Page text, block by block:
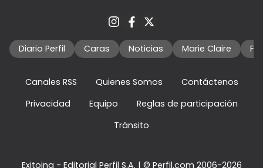
Diario Perfil Caras Noticias Marie Claire
Canales RSS Quienes Somos
Contáctenos
Privacidad
Equipo
Reglas de participación
Tránsito
Exitoina - Editorial Perfil S.A. | © Perfil.com 2006-2026